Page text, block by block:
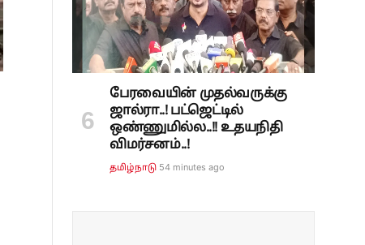
பேரவையின் முதல்வருக்கு
ஜால்ரா..! பட்ஜெட்டில்
ஒண்ணுமில்ல..!! உதயநிதி
விமர்சனம்..!
தமிழ்நாடு 54 minutes ago